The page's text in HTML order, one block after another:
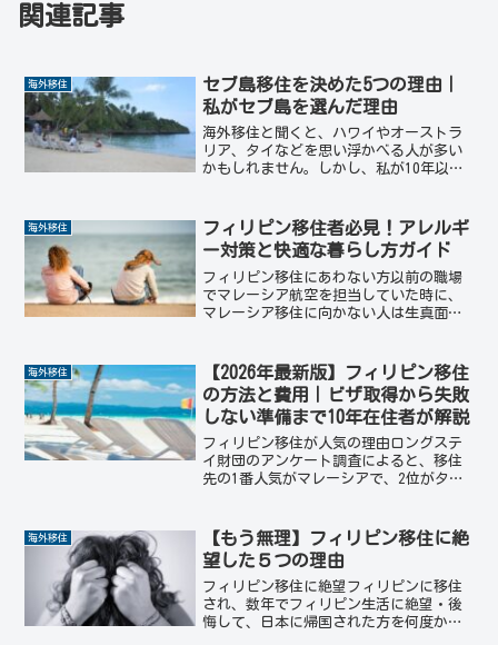
関連記事
海外移住
セブ島移住を決めた5つの理由｜
私がセブ島を選んだ理由
海外移住と聞くと、ハワイやオーストラ
リア、タイなどを思い浮かべる人が多い
かもしれません。しかし、私が10年以上
いていた頃、セブ島に行ったことは一度
もなく、存在すらほと...
海外移住
フィリピン移住者必見！アレルギ
ー対策と快適な暮らし方ガイド
フィリピン移住にあわない方以前の職場
でマレーシア航空を担当していた時に、
マレーシア移住に向かない人は生真面目
ィリピン移住に向かないタイプにもあて
はまります。さらに、フィ...
海外移住
【2026年最新版】フィリピン移住
の方法と費用｜ビザ取得から失敗
しない準備まで10年在住者が解説
フィリピン移住が人気の理由ロングステ
イ財団のアンケート調査によると、移住
先の1番人気がマレーシアで、2位がタ
の距離が近く、公用語が英語であるこ
と、リーズナブルな生活水...
海外移住
【もう無理】フィリピン移住に絶
望した５つの理由
フィリピン移住に絶望フィリピンに移住
され、数年でフィリピン生活に絶望・後
悔して、日本に帰国された方を何度か拝